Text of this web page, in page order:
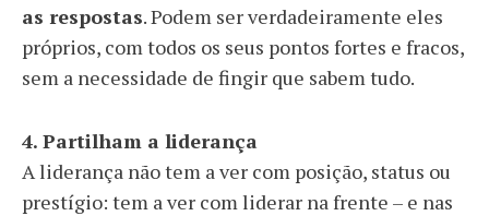
as respostas. Podem ser verdadeiramente eles
próprios, com todos os seus pontos fortes e fracos,
sem a necessidade de fingir que sabem tudo.
4. Partilham a liderança
A liderança não tem a ver com posição, status ou
prestígio: tem a ver com liderar na frente – e nas